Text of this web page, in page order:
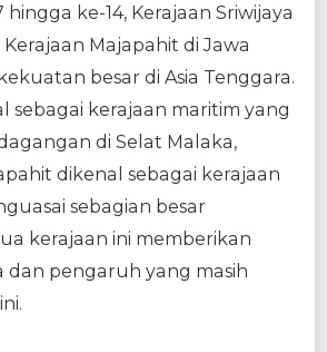
hingga ke-14, Kerajaan Sriwijaya
Majapahit di Jawa
besar di Asia Tenggara.
sebagai kerajaan maritim yang
di Selat Malaka,
dikenal sebagai kerajaan
sebagian besar
kerajaan ini memberikan
dan pengaruh yang masih